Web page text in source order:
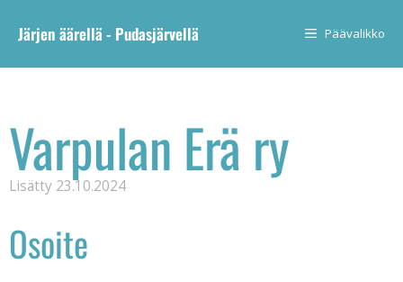
Järjen äärellä - Pudasjärvellä Päävalikko
Varpulan Erä ry
Lisätty 23.10.2024
Osoite